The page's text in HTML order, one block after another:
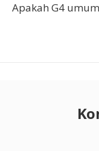
Apakah G4